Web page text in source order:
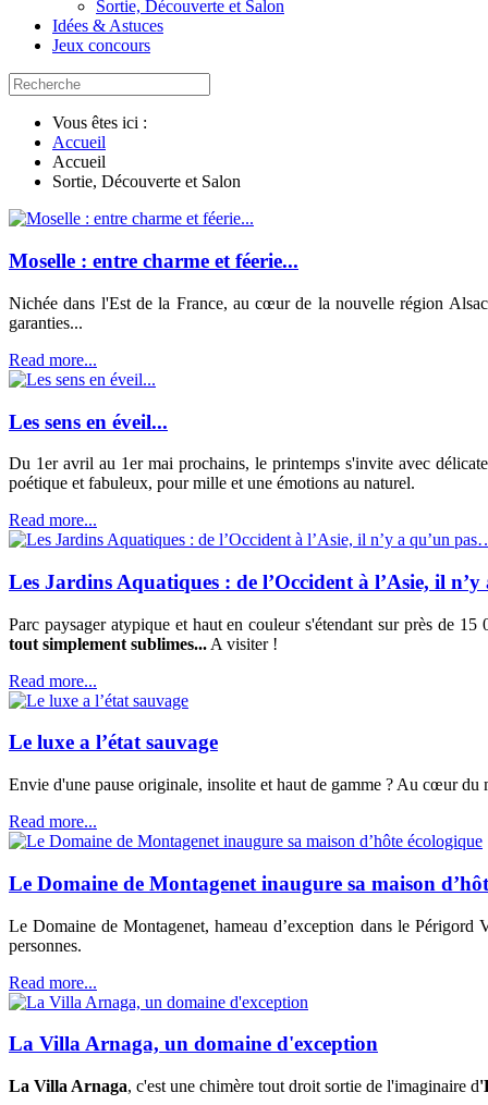
Sortie, Découverte et Salon
Idées & Astuces
Jeux concours
Vous êtes ici :
Accueil
Accueil
Sortie, Découverte et Salon
Moselle : entre charme et féerie...
Nichée dans l'Est de la France, au cœur de la nouvelle région
garanties...
Read more...
Les sens en éveil...
Du 1er avril au 1er mai prochains, le printemps s'invite avec
poétique et fabuleux, pour mille et une émotions au naturel.
Read more...
Les Jardins Aquatiques : de l’Occident à l’Asie, il
Parc paysager atypique et haut en couleur s'étendant sur près de
tout simplement sublimes... A visiter !
Read more...
Le luxe a l’état sauvage
Envie d'une pause originale, insolite et haut de gamme ? Au cœur
Read more...
Le Domaine de Montagenet inaugure sa maison
Le Domaine de Montagenet, hameau d’exception dans le Périgord
personnes.
Read more...
La Villa Arnaga, un domaine d'exception
La Villa Arnaga, c'est une chimère tout droit sortie de l'imaginaire d